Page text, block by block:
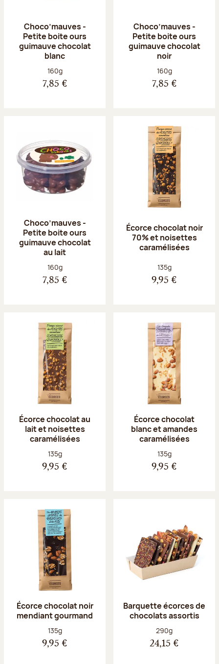
Choco’mauves -
Petite boite ours
guimauve chocolat
blanc
Poids net :
160g
7,85 €
Choco’mauves -
Petite boite ours
guimauve chocolat
noir
Poids net :
160g
7,85 €
Choco’mauves -
Petite boite ours
guimauve chocolat
au lait
Poids net :
160g
7,85 €
Écorce chocolat noir
70% et noisettes
caramélisées
Poids net :
135g
9,95 €
Écorce chocolat au
lait et noisettes
caramélisées
Poids net :
135g
9,95 €
Écorce chocolat
blanc et amandes
caramélisées
Poids net :
135g
9,95 €
Écorce chocolat noir
mendiant gourmand
Poids net :
135g
9,95 €
Barquette écorces de
chocolats assortis
Poids net :
290g
24,15 €